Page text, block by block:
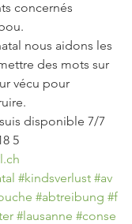
concernés
nous aidons les
des mots sur
vécu pour
disponible 7/7
5
#kindsverlust #av
#abtreibung #f
#lausanne #conse